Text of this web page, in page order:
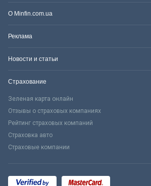
О Minfin.com.ua
Реклама
Новости и статьи
Страхование
Зеленая карта онлайн
Отзывы о страховых компаниях
Рейтинг страховых компаний
Страховка авто
Страховые компании